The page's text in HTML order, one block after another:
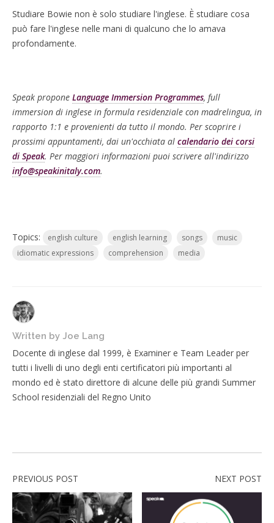
Studiare Bowie non è solo studiare l'inglese. È studiare cosa
può fare l'inglese nelle mani di qualcuno che lo amava
profondamente.
Speak propone Language Immersion Programmes, full
immersion di inglese in formula residenziale con madrelingua, in
rapporto 1:1 e provenienti da tutto il mondo. Per scoprire i
prossimi appuntamenti, dai un'occhiata al calendario dei corsi
di Speak. Per maggiori informazioni puoi scrivere all'indirizzo
info@speakinitaly.com.
Topics: english culture english learning songs
music
idiomatic expressions
comprehension media
Written by Joe Lang
Docente di inglese dal 1999, è Examiner e Team Leader per
tutti i livelli di uno degli enti certificatori più importanti al
mondo ed è stato direttore di alcune delle più grandi Summer
School residenziali del Regno Unito
PREVIOUS POST NEXT POST